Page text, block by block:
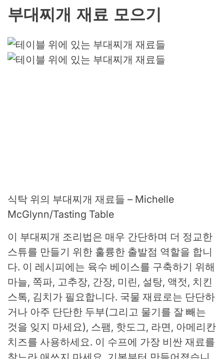
부대찌개 재료 모으기
식탁 위의 부대찌개 재료들 – Michelle
McGlynn/Tasting Table
이 부대찌개 조리법은 매우 간단하며 더 정교한
스튜를 만들기 위한 훌륭한 출발점 역할을 합니
다. 이 레시피에는 육수 베이스를 구축하기 위해
마늘, 쪽파, 고추장, 간장, 미린, 설탕, 액젓, 치킨
스톡, 김치가 필요합니다. 국물 재료로는 단단하
거나 아주 단단한 두부(그리고 물기를 잘 빼는
것을 잊지 마세요), 스팸, 핫도그, 라면, 아메리칸
치즈를 사용하세요. 이 수프에 가장 비싼 재료를